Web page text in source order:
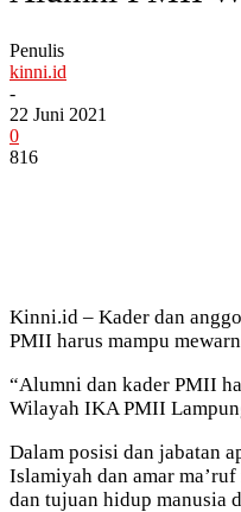
Penulis
kinni.id
-
22 Juni 2021
0
816
Kinni.id – Kader dan
PMII harus mampu
“Alumni dan kader PMII
Wilayah IKA PMII
Dalam posisi dan jabatan
Islamiyah dan amar
dan tujuan hidup manusia